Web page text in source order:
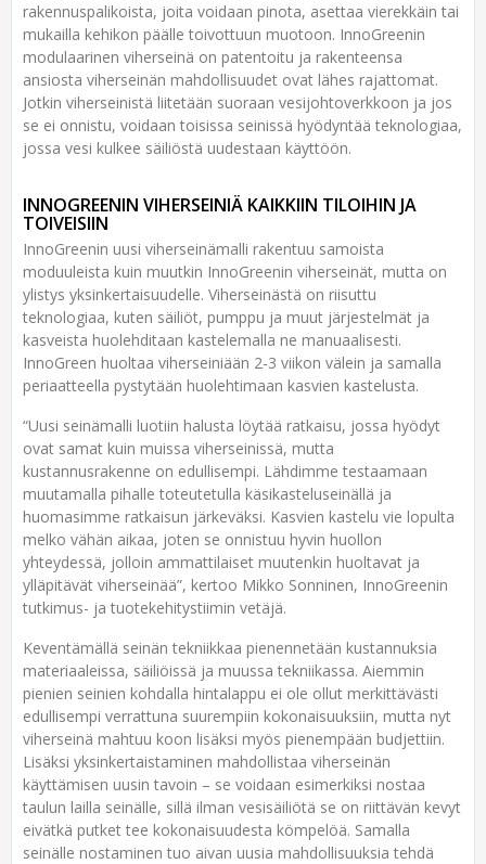
rakennuspalikoista, joita voidaan pinota, asettaa vierekkäin tai
mukailla kehikon päälle toivottuun muotoon. InnoGreenin
modulaarinen viherseinä on patentoitu ja rakenteensa
ansiosta viherseinän mahdollisuudet ovat lähes rajattomat.
Jotkin viherseinistä liitetään suoraan vesijohtoverkkoon ja jos
se ei onnistu, voidaan toisissa seinissä hyödyntää teknologiaa,
jossa vesi kulkee säiliöstä uudestaan käyttöön.
INNOGREENIN VIHERSEINIÄ KAIKKIIN TILOIHIN JA
TOIVEISIIN
InnoGreenin uusi viherseinämalli rakentuu samoista
moduuleista kuin muutkin InnoGreenin viherseinät, mutta on
ylistys yksinkertaisuudelle. Viherseinästä on riisuttu
teknologiaa, kuten säiliöt, pumppu ja muut järjestelmät ja
kasveista huolehditaan kastelemalla ne manuaalisesti.
InnoGreen huoltaa viherseiniään 2-3 viikon välein ja samalla
periaatteella pystytään huolehtimaan kasvien kastelusta.
“Uusi seinämalli luotiin halusta löytää ratkaisu, jossa hyödyt
ovat samat kuin muissa viherseinissä, mutta
kustannusrakenne on edullisempi. Lähdimme testaamaan
muutamalla pihalle toteutetulla käsikasteluseinällä ja
huomasimme ratkaisun järkeväksi. Kasvien kastelu vie lopulta
melko vähän aikaa, joten se onnistuu hyvin huollon
yhteydessä, jolloin ammattilaiset muutenkin huoltavat ja
ylläpitävät viherseinää”, kertoo Mikko Sonninen, InnoGreenin
tutkimus- ja tuotekehitystiimin vetäjä.
Keventämällä seinän tekniikkaa pienennetään kustannuksia
materiaaleissa, säiliöissä ja muussa tekniikassa. Aiemmin
pienien seinien kohdalla hintalappu ei ole ollut merkittävästi
edullisempi verrattuna suurempiin kokonaisuuksiin, mutta nyt
viherseinä mahtuu koon lisäksi myös pienempään budjettiin.
Lisäksi yksinkertaistaminen mahdollistaa viherseinän
käyttämisen uusin tavoin – se voidaan esimerkiksi nostaa
taulun lailla seinälle, sillä ilman vesisäiliötä se on riittävän kevyt
eivätkä putket tee kokonaisuudesta kömpelöä. Samalla
seinälle nostaminen tuo aivan uusia mahdollisuuksia tehdä